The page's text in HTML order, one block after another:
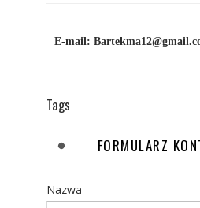
E-mail:
Tags
FORMULARZ
Nazwa